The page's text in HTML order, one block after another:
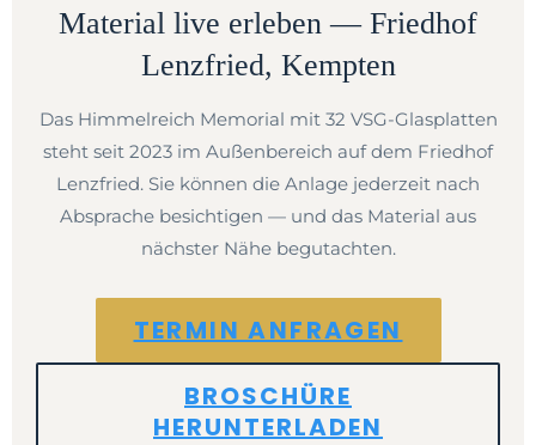
Material live erleben — Friedhof
Lenzfried, Kempten
Das Himmelreich Memorial mit 32 VSG-Glasplatten
steht seit 2023 im Außenbereich auf dem Friedhof
Lenzfried. Sie können die Anlage jederzeit nach
Absprache besichtigen — und das Material aus
nächster Nähe begutachten.
TERMIN ANFRAGEN
BROSCHÜRE
HERUNTERLADEN